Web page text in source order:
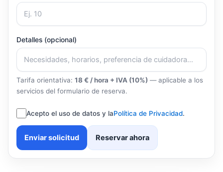
Detalles (opcional)
Tarifa orientativa: 18 € / hora + IVA (10%) — aplicable a los
servicios del formulario de reserva.
Acepto el uso de datos y laPolítica de Privacidad.
Enviar solicitud Reservar ahora